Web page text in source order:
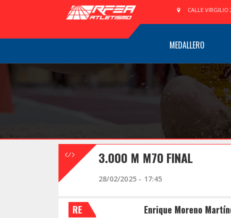
CALLE
MEDALLERO
3.000 M M70 FINAL
28/02/2025 - 17:45
RE Enrique Moreno